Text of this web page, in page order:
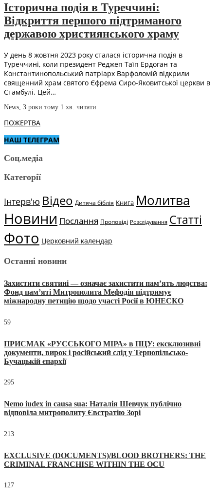
Історична подія в Туреччині:
Відкриття першого підтриманого
державою християнського храму
У день 8 жовтня 2023 року сталася історична подія в
Туреччині, коли президент Реджеп Таїп Ердоган та
Константинопольський патріарх Варфоломій відкрили
священний храм святого Єфрема Сиро-Яковитської церкви в
Стамбулі. Цей…
News 3 роки тому 1 хв. читати
ПОЖЕРТВА
НАШ ТЕЛЕГРАМ
Соц.медіа
Категорії
Інтерв'ю Відео Дитяча біблія Книга Молитва
Новини Послання Проповіді Розслідування Статті
Фото Церковний календар
Останні новини
Захистити святині — означає захистити пам’ять людства:
Фонд пам’яті Митрополита Мефодія підтримує
міжнародну петицію щодо участі Росії в ЮНЕСКО
59
ПРИСМАК «РУССЬКОГО МІРА» в ПЦУ: ексклюзивні
документи, вирок і російський слід у Тернопільсько-
Бучацькій єпархії
295
Nemo iudex in causa sua: Наталія Шевчук публічно
відповіла митрополиту Євстратію Зорі
213
EXCLUSIVE (DOCUMENTS)/BLOOD BROTHERS: THE
CRIMINAL FRANCHISE WITHIN THE OCU
127